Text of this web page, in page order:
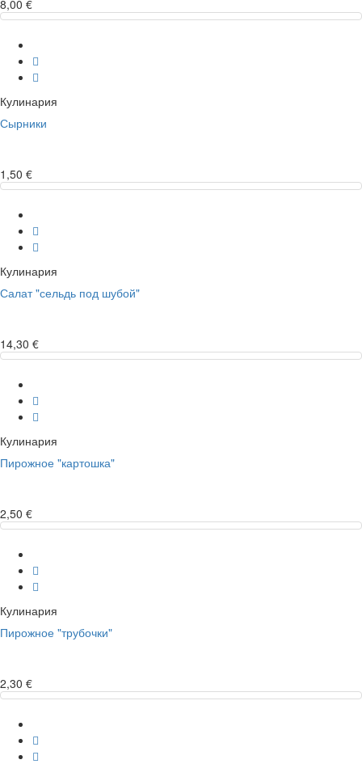
8,00 €
Кулинария
Сырники
1,50 €
Кулинария
Салат "сельдь под шубой"
14,30 €
Кулинария
Пирожное "картошка"
2,50 €
Кулинария
Пирожное "трубочки"
2,30 €